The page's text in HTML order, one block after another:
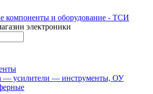
электроники
— усилители — инструменты, ОУ